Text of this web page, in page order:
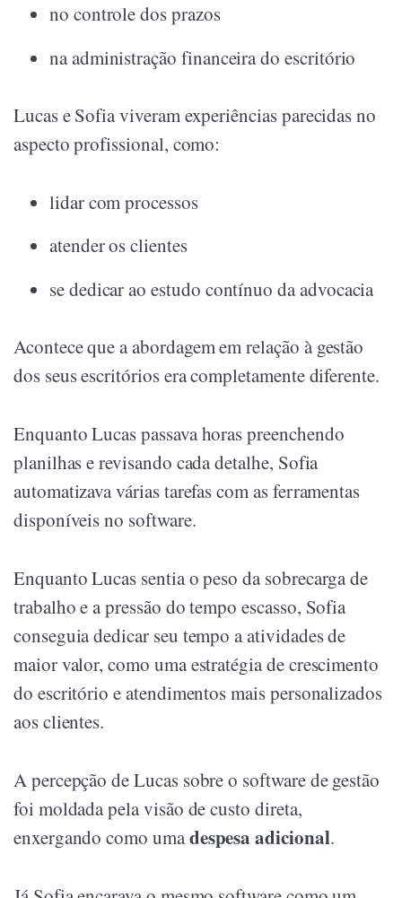
no controle dos prazos
na administração financeira do escritório
Lucas e Sofia viveram experiências parecidas no
aspecto profissional, como:
lidar com processos
atender os clientes
se dedicar ao estudo contínuo da advocacia
Acontece que a abordagem em relação à gestão
dos seus escritórios era completamente diferente.
Enquanto Lucas passava horas preenchendo
planilhas e revisando cada detalhe, Sofia
automatizava várias tarefas com as ferramentas
disponíveis no software.
Enquanto Lucas sentia o peso da sobrecarga de
trabalho e a pressão do tempo escasso, Sofia
conseguia dedicar seu tempo a atividades de
maior valor, como uma estratégia de crescimento
do escritório e atendimentos mais personalizados
aos clientes.
A percepção de Lucas sobre o software de gestão
foi moldada pela visão de custo direta,
enxergando como umadespesa adicional.